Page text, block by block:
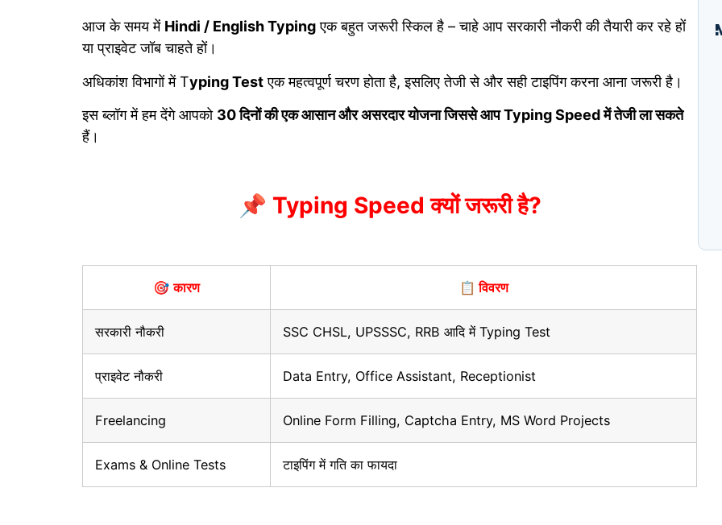
आज के समय में Hindi / English Typingएक बहुत जरूरी स्किल है – चाहे आप सरकारी नौकरी की तैयारी कर रहे हों
या प्राइवेट जॉब चाहते हों।
अधिकांश विभागों में Typing Testएक महत्वपूर्ण चरण होता है, इसलिए तेजी से और सही टाइपिंग करना आना जरूरी है।
इस ब्लॉग में हम देंगे आपको 30 दिनों की एक आसान और असरदार योजना जिससे आप Typing Speed में तेजी ला सकते
हैं।
📌 Typing Speed क्यों जरूरी है?
🎯कारण 📋 विवरण
सरकारी नौकरी SSC CHSL, UPSSSC, RRB आदि में Typing Test
प्राइवेट नौकरी Data Entry, Office Assistant, Receptionist
Freelancing Online Form Filling, Captcha Entry, MS Word Projects
Exams & Online Tests टाइपिंग में गति का फायदा